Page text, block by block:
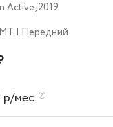
Active,2019
| Передний
р/мес.